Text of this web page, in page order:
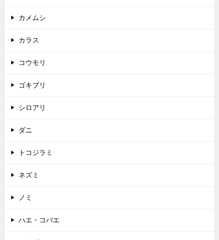
カメムシ
カラス
コウモリ
ゴキブリ
シロアリ
ダニ
トコジラミ
ネズミ
ノミ
ハエ・コバエ